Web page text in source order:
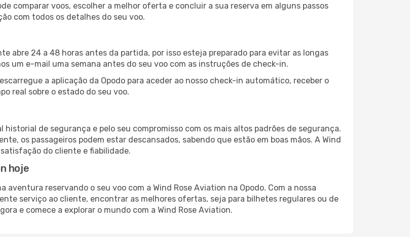
comparar voos, escolher a melhor oferta e concluir a sua reserva em alguns passos
com todos os detalhes do seu voo.
abre 24 a 48 horas antes da partida, por isso esteja preparado para evitar as longas
um e-mail uma semana antes do seu voo com as instruções de check-in.
a aplicação da Opodo para aceder ao nosso check-in automático, receber o
real sobre o estado do seu voo.
de segurança e pelo seu compromisso com os mais altos padrões de segurança.
os passageiros podem estar descansados, sabendo que estão em boas mãos. A Wind
do cliente e fiabilidade.
hoje
aventura reservando o seu voo com a Wind Rose Aviation na Opodo. Com a nossa
serviço ao cliente, encontrar as melhores ofertas, seja para bilhetes regulares ou de
e comece a explorar o mundo com a Wind Rose Aviation.